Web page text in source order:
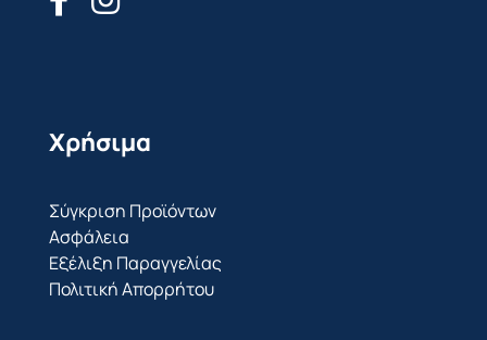
Χρήσιμα
Σύγκριση Προϊόντων
Ασφάλεια
Εξέλιξη Παραγγελίας
Πολιτική Απορρήτου